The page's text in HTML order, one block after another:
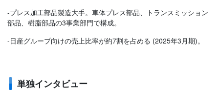
-プレス加工部品製造大手。車体プレス部品、トランスミッション
部品、樹脂部品の3事業部門で構成。
-日産グループ向けの売上比率が約7割を占める (2025年3月期)。
単独インタビュー